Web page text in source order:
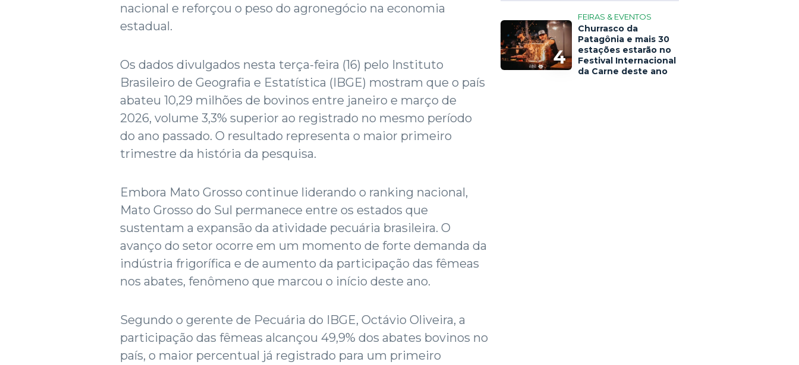
nacional e reforçou o peso do agronegócio na economia
estadual.
Os dados divulgados nesta terça-feira (16) pelo Instituto
Brasileiro de Geografia e Estatística (IBGE) mostram que o país
abateu 10,29 milhões de bovinos entre janeiro e março de
2026, volume 3,3% superior ao registrado no mesmo período
do ano passado. O resultado representa o maior primeiro
trimestre da história da pesquisa.
Embora Mato Grosso continue liderando o ranking nacional,
Mato Grosso do Sul permanece entre os estados que
sustentam a expansão da atividade pecuária brasileira. O
avanço do setor ocorre em um momento de forte demanda da
indústria frigorífica e de aumento da participação das fêmeas
nos abates, fenômeno que marcou o início deste ano.
Segundo o gerente de Pecuária do IBGE, Octávio Oliveira, a
participação das fêmeas alcançou 49,9% dos abates bovinos no
país, o maior percentual já registrado para um primeiro
4
FEIRAS & EVENTOS
Churrasco da
Patagônia e mais 30
estações estarão no
Festival Internacional
da Carne deste ano